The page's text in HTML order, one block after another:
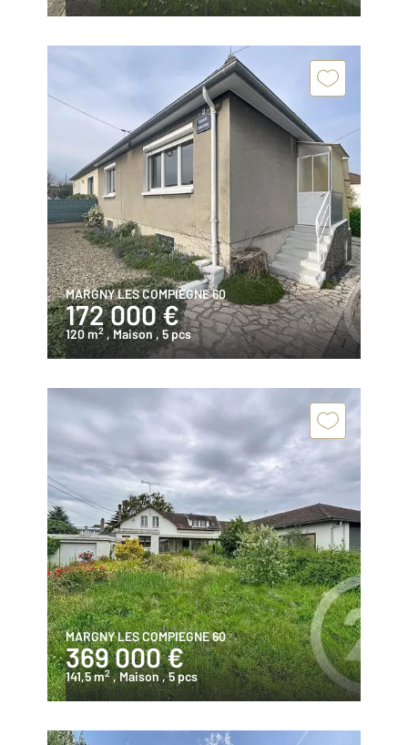
MARGNY LES COMPIEGNE 60
172 000 €
120 m2 , Maison , 5 pcs
MARGNY LES COMPIEGNE 60
369 000 €
141,5 m2 , Maison, 5 pcs